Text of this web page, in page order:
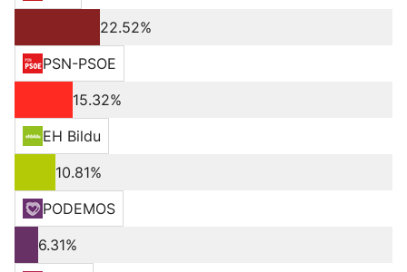
22.52%
PSN-PSOE
15.32%
EH Bildu
10.81%
PODEMOS
6.31%